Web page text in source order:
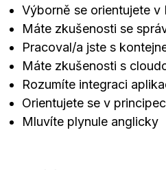
Výborně se orientujete v
Máte zkušenosti se
Pracoval/a jste s
Máte zkušenosti s
Rozumíte integraci
Orientujete se v
Mluvíte plynule anglicky